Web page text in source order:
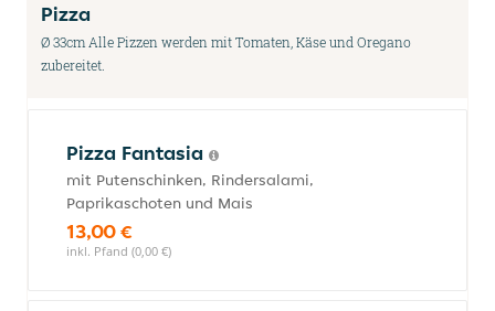
Pizza
Ø 33cm Alle Pizzen werden mit Tomaten, Käse und Oregano
zubereitet.
Pizza Fantasia
mit Putenschinken, Rindersalami,
Paprikaschoten und Mais
13,00 €
inkl. Pfand (0,00 €)